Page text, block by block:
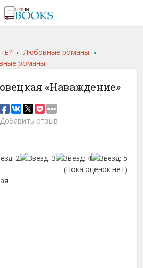
. Любовные романы .
романы
«Наваждение»
Добавить отзыв
(Пока оценок нет)